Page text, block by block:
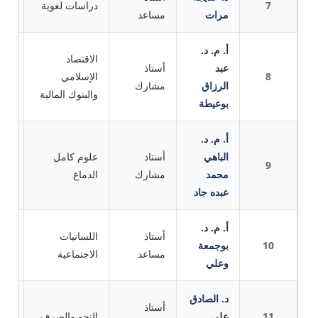
7
مرات
مساعد
دراسات لغوية
8
أ. م. د.
عبد
الرزاق
بوعيطة
أستاذ
مشارك
الاقتصاد
الإسلامي
والبنوك المالية
9
أ. م. د.
الباهي
محمد
عبده جاد
أستاذ
مشارك
علوم كامل
الدماغ
10
أ. م. د.
بوجمعة
وعلي
أستاذ
مساعد
اللسانيات
الاجتماعية
د. الصادق
أستاذ